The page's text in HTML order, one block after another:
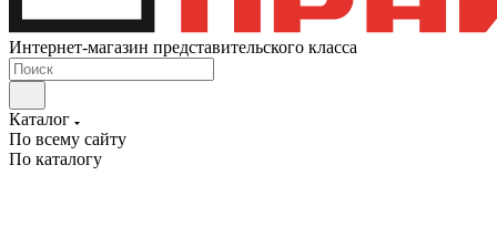
Интернет-магазин представительского класса
Каталог
По всему сайту
По каталогу